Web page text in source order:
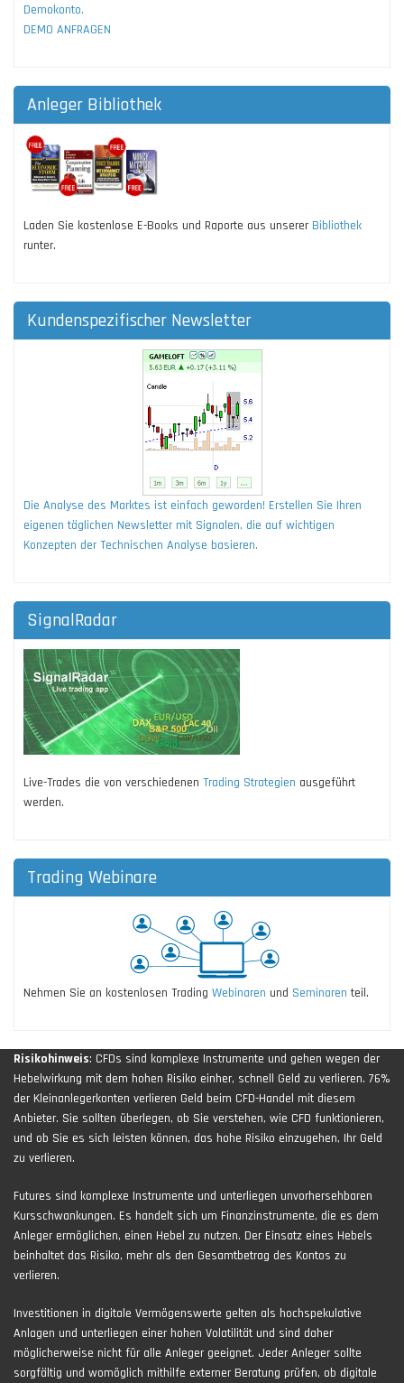
Demokonto.
DEMO ANFRAGEN
Anleger Bibliothek
Laden Sie kostenlose E-Books und Raporte aus unserer Bibliothek
runter.
Kundenspezifischer Newsletter
Die Analyse des Marktes ist einfach geworden! Erstellen Sie Ihren
eigenen täglichen Newsletter mit Signalen, die auf wichtigen
Konzepten der Technischen Analyse basieren.
SignalRadar
Live-Trades die von verschiedenen Trading Strategien ausgeführt
werden.
Trading Webinare
Nehmen Sie an kostenlosen Trading Webinaren und Seminaren teil.
Risikohinweis: CFDs sind komplexe Instrumente und gehen wegen der
Hebelwirkung mit dem hohen Risiko einher, schnell Geld zu verlieren. 76%
der Kleinanlegerkonten verlieren Geld beim CFD-Handel mit diesem
Anbieter. Sie sollten überlegen, ob Sie verstehen, wie CFD funktionieren,
und ob Sie es sich leisten können, das hohe Risiko einzugehen, Ihr Geld
zu verlieren.
Futures sind komplexe Instrumente und unterliegen unvorhersehbaren
Kursschwankungen. Es handelt sich um Finanzinstrumente, die es dem
Anleger ermöglichen, einen Hebel zu nutzen. Der Einsatz eines Hebels
beinhaltet das Risiko, mehr als den Gesamtbetrag des Kontos zu
verlieren.
Investitionen in digitale Vermögenswerte gelten als hochspekulative
Anlagen und unterliegen einer hohen Volatilität und sind daher
möglicherweise nicht für alle Anleger geeignet. Jeder Anleger sollte
sorgfältig und womöglich mithilfe externer Beratung prüfen, ob digitale